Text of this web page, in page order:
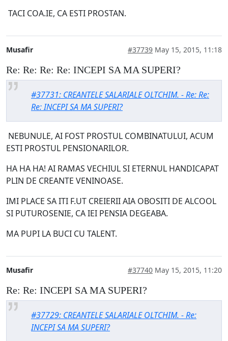
TACI COA.IE, CA ESTI PROSTAN.
Musafir #37739 May 15, 2015, 11:18
Re: Re: Re: Re: INCEPI SA MA SUPERI?
#37731: CREANTELE SALARIALE OLTCHIM. - Re: Re:
Re: INCEPI SA MA SUPERI?
NEBUNULE, AI FOST PROSTUL COMBINATULUI, ACUM
ESTI PROSTUL PENSIONARILOR.
HA HA HA! AI RAMAS VECHIUL SI ETERNUL HANDICAPAT
PLIN DE CREANTE VENINOASE.
IMI PLACE SA ITI F.UT CREIERII AIA OBOSITI DE ALCOOL
SI PUTUROSENIE, CA IEI PENSIA DEGEABA.
MA PUPI LA BUCI CU TALENT.
Musafir #37740 May 15, 2015, 11:20
Re: Re: INCEPI SA MA SUPERI?
#37729: CREANTELE SALARIALE OLTCHIM. - Re:
INCEPI SA MA SUPERI?